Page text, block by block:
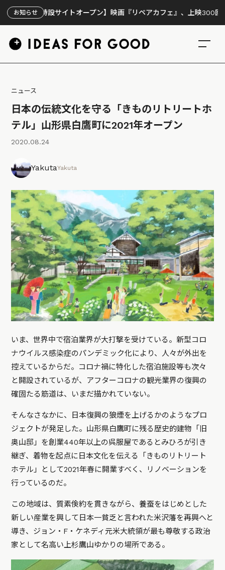
お知らせ
特設サイトオープン】映画『リペアカフェ』、上映300回の先で見え
ニュース
日本の伝統文化を守る「きものリトリートホ
テル」山形県白鷹町に2021年オープン
2020.08.24
YakutaYakuta
いま、世界中で宿泊業界が大打撃を受けている。新型コロ
ナウイルス感染症のパンデミック化により、人々が外出を
控えているからだ。コロナ禍に特化した宿泊施設等も次々
と開設されているが、アフターコロナの観光業界の復興の
確固たる筋道は、いまだ描かれていない。
そんなさなかに、日本復興の狼煙を上げるかのようなプロ
ジェクトが発足した。山形県白鷹町に残る歴史的建物「旧
奥山邸」を創業440年以上の呉服屋であるとみひろが引き
継ぎ、着物を起点に日本文化を伝える「きものリトリート
ホテル」として2021年春に開業すべく、リノベーションを
行っているのだ。
この地域は、質素倹約を貫きながら、養蚕をはじめとした
新しい産業を興して日本一貧乏と言われた米沢藩を再興へと
導き、ジョン・F・ケネディ元米大統領が最も尊敬する政治
家として名高い上杉鷹山ゆかりの場所である。